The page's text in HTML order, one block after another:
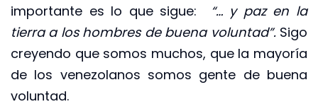
importante es lo que sigue: “… y paz en la
tierra a los hombres de buena voluntad”.Sigo
creyendo que somos muchos, que la mayoría
de los venezolanos somos gente de buena
voluntad.